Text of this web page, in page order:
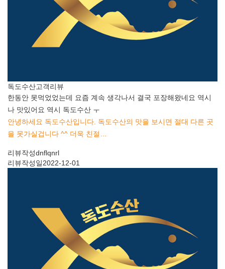
독도수산고객리뷰
한동안 못먹었었는데 요즘 계속 생각나서 결국 포장해왔네요 역시
나 맛있어요 역시 독도수산 ㅜ
안녕하세요 독도수산입니다. 독도수산의 맛을 보시면 절대 다른 곳
을 못가실겁니다 ^^ 더욱 친절…
리뷰작성dnflqnrl
리뷰작성일2022-12-01